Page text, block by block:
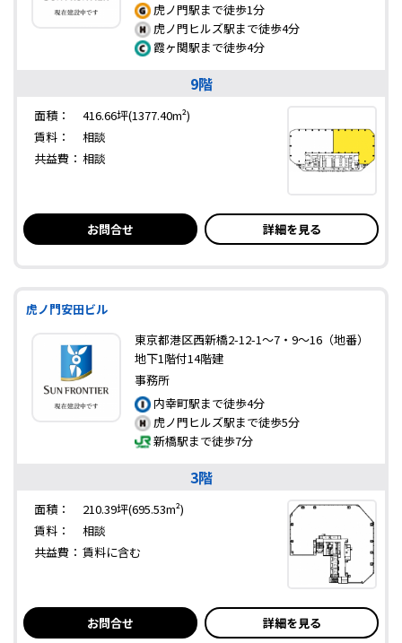
虎ノ門駅まで徒歩1分
虎ノ門ヒルズ駅まで徒歩4分
霞ヶ関駅まで徒歩4分
9階
面積：
416.66坪(1377.40m²)
賃料：
相談
共益費： 相談
お問合せ 詳細を見る
虎ノ門安田ビル
東京都港区西新橋2-12-1～7・9～16（地番）
地下1階付14階建
事務所
内幸町駅まで徒歩4分
虎ノ門ヒルズ駅まで徒歩5分
新橋駅まで徒歩7分
3階
面積：
210.39坪(695.53m²)
賃料：
相談
共益費： 賃料に含む
お問合せ 詳細を見る